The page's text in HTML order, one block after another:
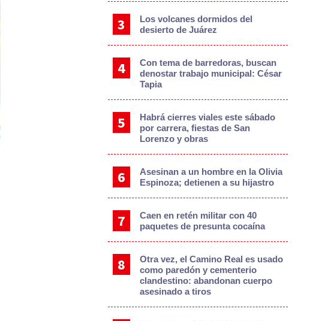
Los volcanes dormidos del
desierto de Juárez
Con tema de barredoras, buscan
denostar trabajo municipal: César
Tapia
Habrá cierres viales este sábado
por carrera, fiestas de San
Lorenzo y obras
Asesinan a un hombre en la Olivia
Espinoza; detienen a su hijastro
Caen en retén militar con 40
paquetes de presunta cocaína
Otra vez, el Camino Real es usado
como paredón y cementerio
clandestino: abandonan cuerpo
asesinado a tiros